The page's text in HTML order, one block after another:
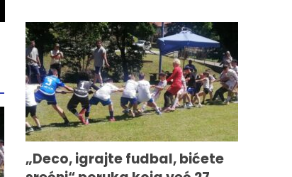
„Deco, igrajte fudbal, bićete